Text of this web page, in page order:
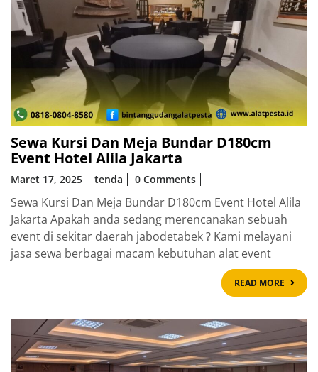
Sewa Kursi Dan Meja Bundar D180cm
Event Hotel Alila Jakarta
Maret 17, 2025 tenda 0 Comments
Sewa Kursi Dan Meja Bundar D180cm Event Hotel Alila
Jakarta Apakah anda sedang merencanakan sebuah
event di sekitar daerah jabodetabek ? Kami melayani
jasa sewa berbagai macam kebutuhan alat event
READ MORE
READ